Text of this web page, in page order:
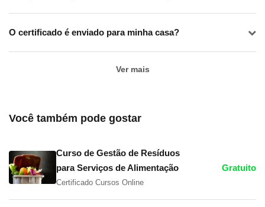
O certificado é enviado para minha casa?
Ver mais
Você também pode gostar
Curso de Gestão de Resíduos
para Serviços de Alimentação
Certificado Cursos Online
Gratuito